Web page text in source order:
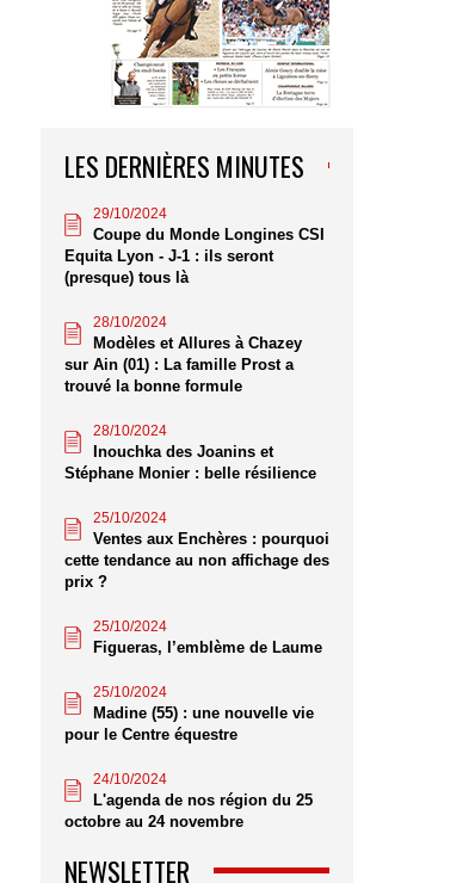
LES DERNIÈRES MINUTES
29/10/2024
Coupe du Monde Longines CSI
Equita Lyon - J-1 : ils seront
(presque) tous là
28/10/2024
Modèles et Allures à Chazey
sur Ain (01) : La famille Prost a
trouvé la bonne formule
28/10/2024
Inouchka des Joanins et
Stéphane Monier : belle résilience
25/10/2024
Ventes aux Enchères : pourquoi
cette tendance au non affichage des
prix ?
25/10/2024
Figueras, l’emblème de Laume
25/10/2024
Madine (55) : une nouvelle vie
pour le Centre équestre
24/10/2024
L'agenda de nos région du 25
octobre au 24 novembre
NEWSLETTER